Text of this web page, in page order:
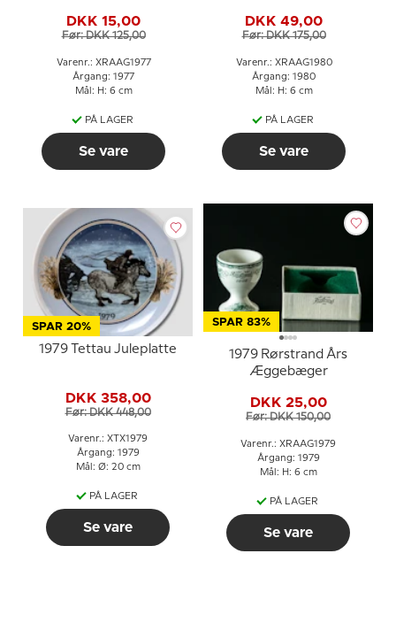
DKK 15,00
Før: DKK 125,00
Varenr.: XRAAG1977
Årgang: 1977
Mål: H: 6 cm
PÅ LAGER
Se vare
DKK 49,00
Før: DKK 175,00
Varenr.: XRAAG1980
Årgang: 1980
Mål: H: 6 cm
PÅ LAGER
Se vare
SPAR 20%
1979 Tettau Juleplatte
DKK 358,00
Før: DKK 448,00
Varenr.: XTX1979
Årgang: 1979
Mål: Ø: 20 cm
PÅ LAGER
Se vare
SPAR 83%
1979 Rørstrand Års
Æggebæger
DKK 25,00
Før: DKK 150,00
Varenr.: XRAAG1979
Årgang: 1979
Mål: H: 6 cm
PÅ LAGER
Se vare